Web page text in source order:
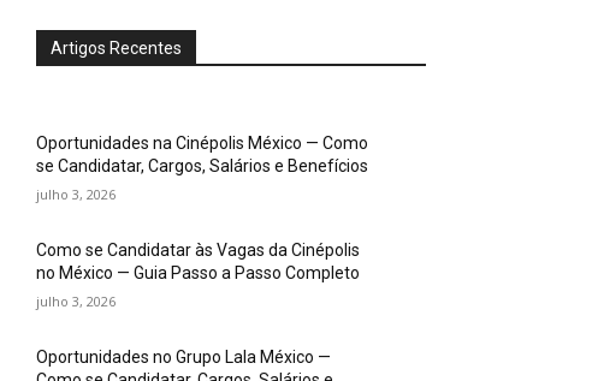
Artigos Recentes
Oportunidades na Cinépolis México — Como
se Candidatar, Cargos, Salários e Benefícios
julho 3, 2026
Como se Candidatar às Vagas da Cinépolis
no México — Guia Passo a Passo Completo
julho 3, 2026
Oportunidades no Grupo Lala México —